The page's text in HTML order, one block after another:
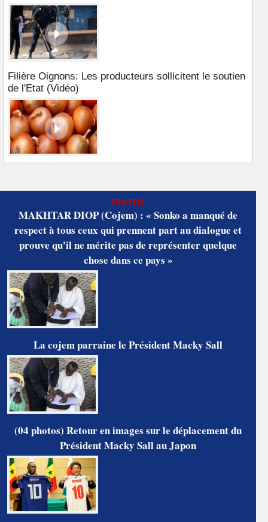
Filière Oignons: Les producteurs sollicitent le soutien
de l'Etat (Vidéo)
PHOTO
MAKHTAR DIOP (Cojem) : « Sonko a manqué de
respect à tous ceux qui prennent part au dialogue et
prouve qu'il ne mérite pas de représenter quelque
chose dans ce pays »
La cojem parraine le Président Macky Sall
(04 photos) Retour en images sur le déplacement du
Président Macky Sall au Japon